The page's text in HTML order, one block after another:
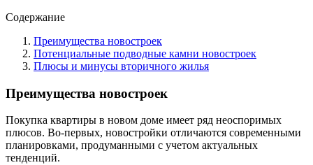
Содержание
Преимущества новостроек
Потенциальные подводные камни новостроек
Плюсы и минусы вторичного жилья
Преимущества новостроек
Покупка квартиры в новом доме имеет ряд неоспоримых
плюсов. Во-первых, новостройки отличаются современными
планировками, продуманными с учетом актуальных
тенденций.